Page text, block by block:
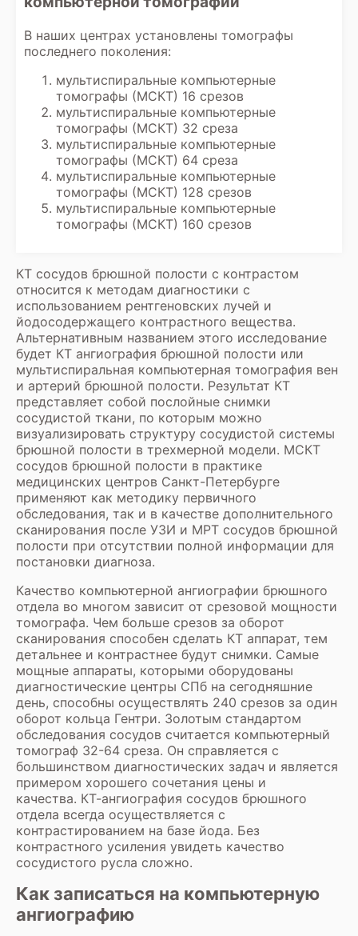
результатов.
В наших центрах установлены томографы
последнего поколения:
мультиспиральные компьютерные
томографы (МСКТ) 16 срезов
мультиспиральные компьютерные
томографы (МСКТ) 32 среза
мультиспиральные компьютерные
томографы (МСКТ) 64 среза
мультиспиральные компьютерные
томографы (МСКТ) 128 срезов
мультиспиральные компьютерные
томографы (МСКТ) 160 срезов
КТ сосудов брюшной полости с контрастом
относится к методам диагностики с
использованием рентгеновских лучей и
йодосодержащего контрастного вещества.
Альтернативным названием этого исследование
будет КТ ангиография брюшной полости или
мультиспиральная компьютерная томография вен
и артерий брюшной полости. Результат КТ
представляет собой послойные снимки
сосудистой ткани, по которым можно
визуализировать структуру сосудистой системы
брюшной полости в трехмерной модели. МСКТ
сосудов брюшной полости в практике
медицинских центров Санкт-Петербурге
применяют как методику первичного
обследования, так и в качестве дополнительного
сканирования после УЗИ и МРТ сосудов брюшной
полости при отсутствии полной информации для
постановки диагноза.
Качество компьютерной ангиографии брюшного
отдела во многом зависит от срезовой мощности
томографа. Чем больше срезов за оборот
сканирования способен сделать КТ аппарат, тем
детальнее и контрастнее будут снимки. Самые
мощные аппараты, которыми оборудованы
диагностические центры СПб на сегодняшние
день, способны осуществлять 240 срезов за один
оборот кольца Гентри. Золотым стандартом
обследования сосудов считается компьютерный
томограф 32-64 среза. Он справляется с
большинством диагностических задач и является
примером хорошего сочетания цены и
качества. КТ-ангиография сосудов брюшного
отдела всегда осуществляется с
контрастированием на базе йода. Без
контрастного усиления увидеть качество
сосудистого русла сложно.
Как записаться на компьютерную
ангиографию